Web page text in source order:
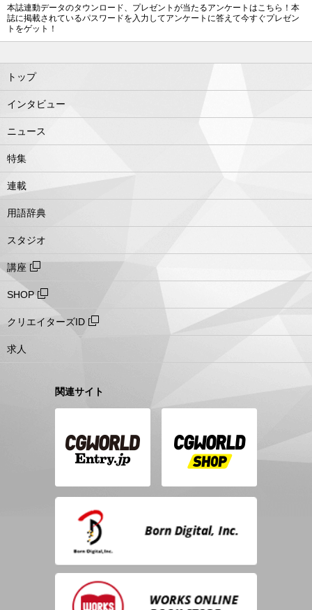
本誌連動データのタウンロード、プレゼントが当たるアンケートはこちら！本
誌に掲載されているパスワードを入力してアンケートに答えて今すぐプレゼン
トをゲット！
トップ
インタビュー
ニュース
特集
連載
用語辞典
スタジオ
講座
SHOP
クリエイターズID
求人
関連サイト